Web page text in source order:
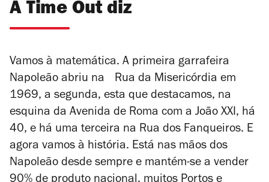
A Time Out diz
Vamos à matemática. A primeira garrafeira
Napoleão abriu na Rua da Misericórdia em
1969, a segunda, esta que destacamos, na
esquina da Avenida de Roma com a João XXI, há
40, e há uma terceira na Rua dos Fanqueiros. E
agora vamos à história. Está nas mãos dos
Napoleão desde sempre e mantém-se a vender